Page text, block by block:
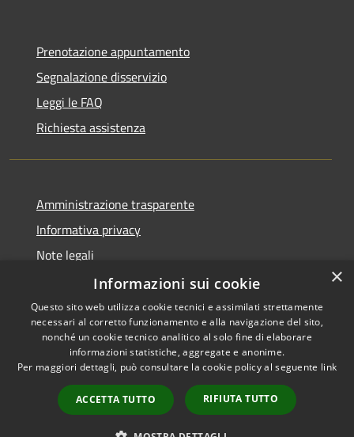
Prenotazione appuntamento
Segnalazione disservizio
Leggi le FAQ
Richiesta assistenza
Amministrazione trasparente
Informativa privacy
Note legali
Dichiarazione di accessibilità
RSS
Copyright © 2026 • Città di
Municipium•
Accesso
redazione
×
Informazioni sui cookie
Questo sito web utilizza cookie tecnici e assimilati strettamente
necessari al corretto funzionamento e alla navigazione del sito,
nonché un cookie tecnico analitico al solo fine di elaborare
informazioni statistiche, aggregate e anonime.
Per maggiori dettagli, può consultare la cookie policy al seguente link
ACCETTA TUTTO RIFIUTA TUTTO